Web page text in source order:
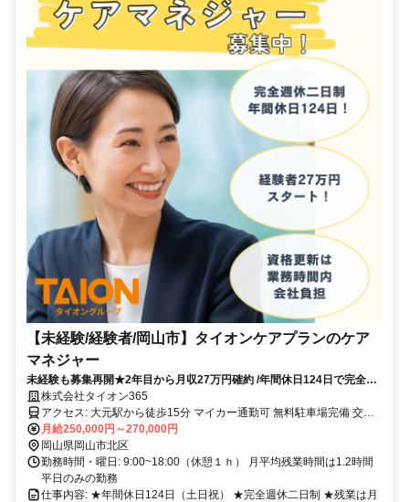
【未経験/経験者/岡山市】タイオンケアプランのケア
マネジャー
未経験も募集再開★2年目から月収27万円確約 /年間休日124日で完全週
休二日制/ 資格更新は会社負担でOK
株式会社タイオン365
アクセス: 大元駅から徒歩15分 マイカー通勤可 無料駐車場完備 交通
費支給（往復4km以上/社内規定で2万円まで）
月給250,000円～270,000円
岡山県岡山市北区
勤務時間・曜日: 9:00~18:00（休憩１ｈ） 月平均残業時間は1.2時間
平日のみの勤務
仕事内容: ★年間休日124日（土日祝） ★完全週休二日制 ★残業は月